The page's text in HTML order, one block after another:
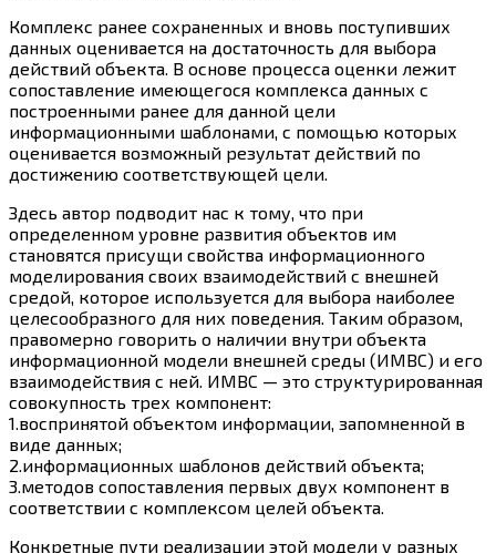
Комплекс ранее сохраненных и вновь поступивших
данных оценивается на достаточность для выбора
действий объекта. В основе процесса оценки лежит
сопоставление имеющегося комплекса данных с
построенными ранее для данной цели
информационными шаблонами, с помощью которых
оценивается возможный результат действий по
достижению соответствующей цели.
Здесь автор подводит нас к тому, что при
определенном уровне развития объектов им
становятся присущи свойства информационного
моделирования своих взаимодействий с внешней
средой, которое используется для выбора наиболее
целесообразного для них поведения. Таким образом,
правомерно говорить о наличии внутри объекта
информационной модели внешней среды (ИМВС) и его
взаимодействия с ней. ИМВС — это структурированная
совокупность трех компонент:
1.воспринятой объектом информации, запомненной в
виде данных;
2.информационных шаблонов действий объекта;
3.методов сопоставления первых двух компонент в
соответствии с комплексом целей объекта.
Конкретные пути реализации этой модели у разных